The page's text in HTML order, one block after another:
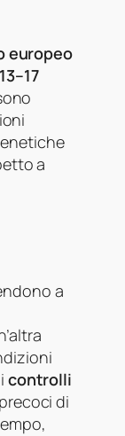
europeo
13–17
a
a
controlli
di